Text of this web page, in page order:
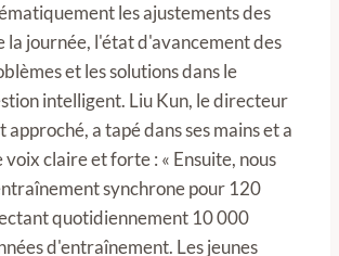
les ajustements des
la journée, l'état d'avancement des
et les solutions dans le
intelligent. Liu Kun, le directeur
approché, a tapé dans ses mains et a
voix claire et forte : « Ensuite, nous
synchrone pour 120
quotidiennement 10 000
d'entraînement. Les jeunes